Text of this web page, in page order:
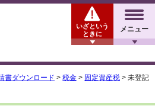
メニュー
いざという
ときに
書ダウンロード > 税金 > 固定資産税 > 未登記